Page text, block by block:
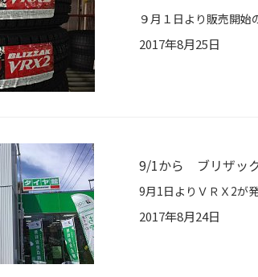
2017年8月25日
9/1から ブリザッ
2017年8月24日